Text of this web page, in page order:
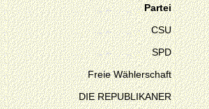
Partei
CSU
SPD
Freie Wählerschaft
DIE REPUBLIKANER